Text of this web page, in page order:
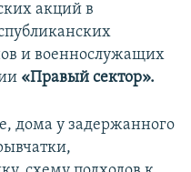
акций в
и военнослужащих
«Правый сектор».
дома у задержанного